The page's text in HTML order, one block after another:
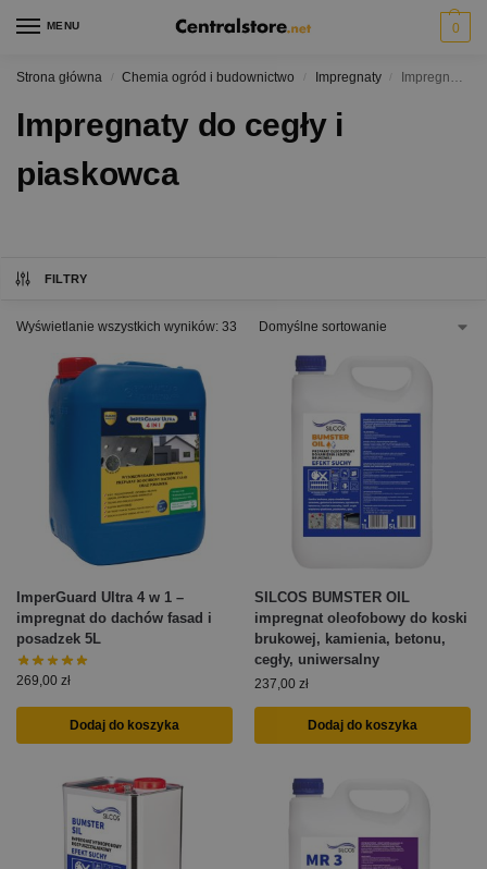
MENU 0
Strona główna / Chemia ogród i budownictwo Impregnaty Impregnaty do cegły i piaskowca
Impregnaty do cegły i
piaskowca
FILTRY
Wyświetlanie wszystkich wyników: 33
ImperGuard Ultra 4 w 1 –
impregnat do dachów fasad i
posadzek 5L
269,00 zł
Dodaj do koszyka
SILCOS BUMSTER OIL
impregnat oleofobowy do koski
brukowej, kamienia, betonu,
cegły, uniwersalny
237,00 zł
Dodaj do koszyka